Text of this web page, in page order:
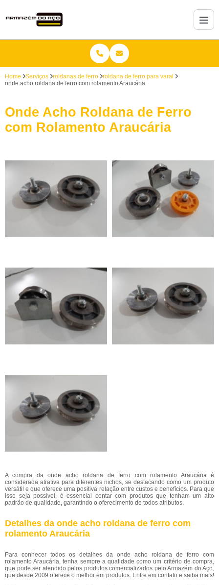
Home Serviços roldanas de ferro
roldana de ferro para varal
onde acho roldana de ferro com rolamento Araucária
Onde Acho Roldana de Ferro
com Rolamento Araucária
A compra da onde acho roldana de ferro com rolamento Araucária é
considerada atrativa para diferentes nichos, se destacando como um produto
versátil e que oferece uma positiva relação entre custos e benefícios. Para que
isso seja possível, é essencial contar com produtos que tenham um alto
padrão de qualidade, garantindo o oferecimento de todos atributos.
Detalhes da onde acho roldana de ferro com
rolamento Araucária
Para conhecer todos os detalhes da onde acho roldana de ferro com
rolamento Araucária, tenha sempre a qualidade como um critério de compra,
que pode ser atendido pelos produtos comercializados pelo Armazém do Aço,
que desde 2009 oferece o melhor em produtos. Entre em contato e saiba mais!